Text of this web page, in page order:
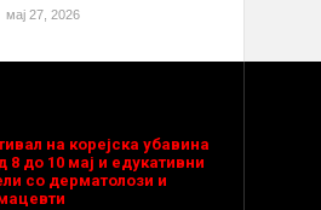
мај 27, 2026
на корејска убавина
8 до 10 мај и едукативни
со дерматолози и